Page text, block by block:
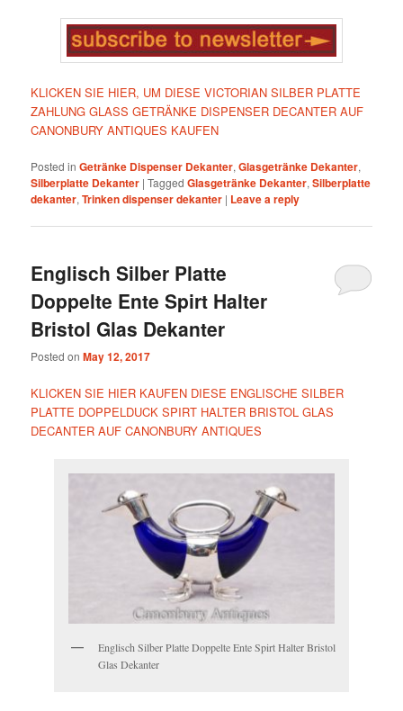
KLICKEN SIE HIER, UM DIESE VICTORIAN SILBER PLATTE
ZAHLUNG GLASS GETRÄNKE DISPENSER DECANTER AUF
CANONBURY ANTIQUES KAUFEN
Posted in Getränke Dispenser Dekanter,Glasgetränke Dekanter,
Silberplatte Dekanter |Tagged Glasgetränke Dekanter,Silberplatte
dekanter,Trinken dispenser dekanter | Leave a reply
Englisch Silber Platte
Doppelte Ente Spirt Halter
Bristol Glas Dekanter
Posted onMay 12, 2017
KLICKEN SIE HIER KAUFEN DIESE ENGLISCHE SILBER
PLATTE DOPPELDUCK SPIRT HALTER BRISTOL GLAS
DECANTER AUF CANONBURY ANTIQUES
Englisch Silber Platte Doppelte Ente Spirt Halter Bristol
Glas Dekanter